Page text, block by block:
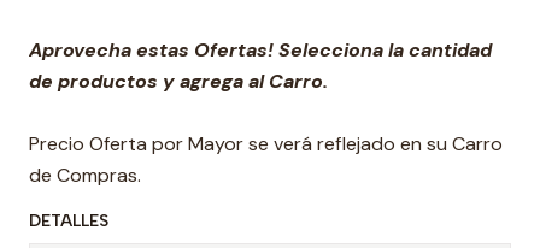
Aprovecha estas Ofertas! Selecciona la cantidad
de productos y agrega al Carro.
Precio Oferta por Mayor se verá reflejado en su Carro
de Compras.
DETALLES